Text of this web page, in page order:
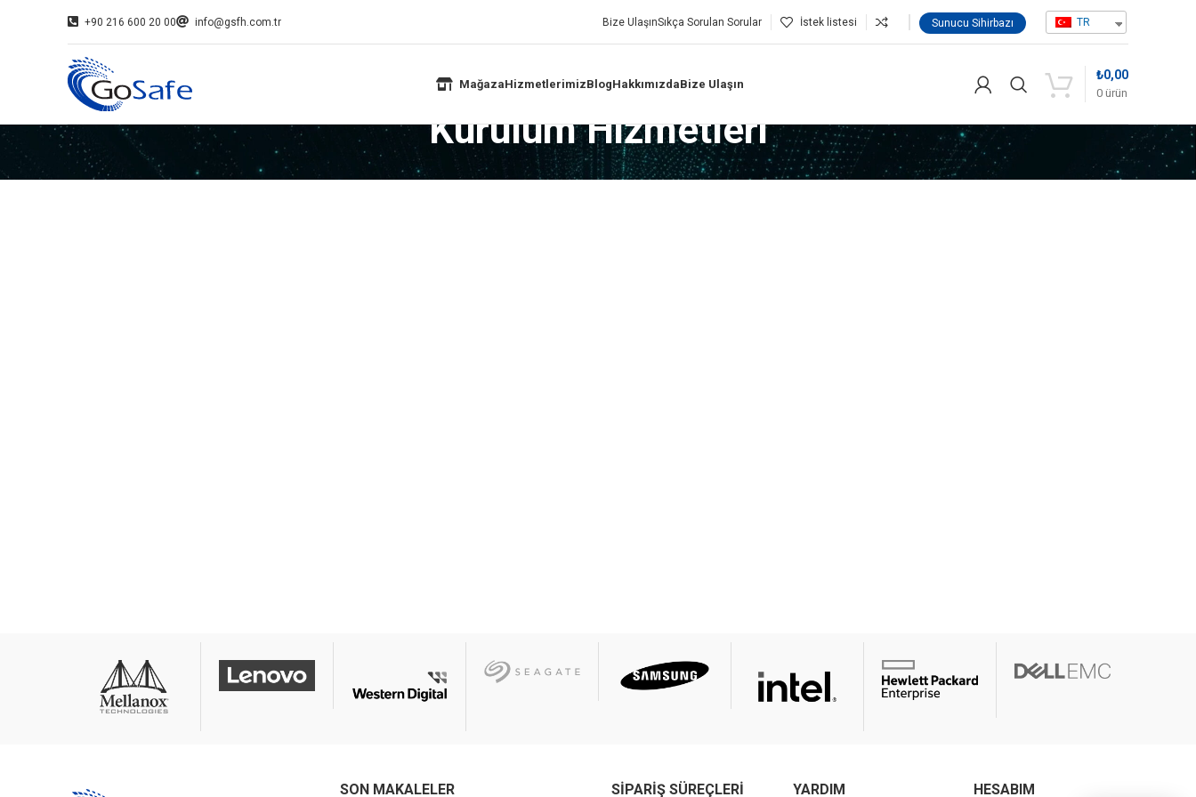
+90 216 600 20 00 info@gsfh.com.tr Bize UlaşınSıkça Sorulan Sorular İstek listesi Sunucu Sihirbazı TR
MağazaHizmetlerimizBlogHakkımızdaBize Ulaşın
0 ürün
₺0,00
Kurulum Hizmetleri
SON MAKALELER SIPARIŞ SÜREÇLERI YARDIM HESABIM